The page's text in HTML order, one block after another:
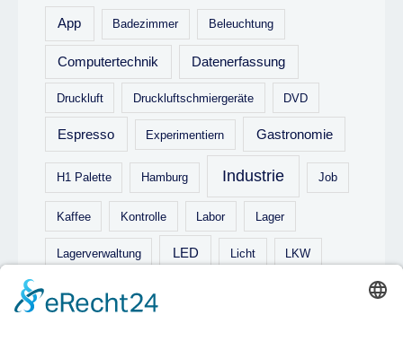
App Badezimmer Beleuchtung
Computertechnik Datenerfassung
Druckluft Druckluftschmiergeräte DVD
Espresso Experimentiern Gastronomie
H1 Palette Hamburg Industrie Job
Kaffee Kontrolle Labor Lager
Lagerverwaltung LED Licht LKW
Logistik Luxus